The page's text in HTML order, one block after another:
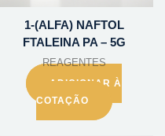
1-(ALFA) NAFTOL
FTALEINA PA – 5G
REAGENTES
ADICIONAR À
COTAÇÃO